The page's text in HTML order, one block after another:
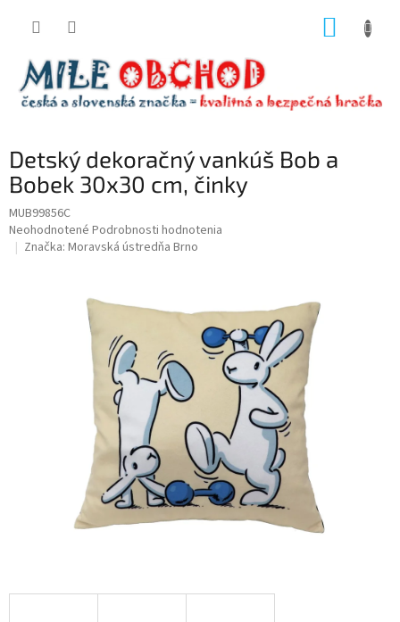
Detský dekoračný vankúš Bob a
Bobek 30x30 cm, činky
MUB99856C
Priemerné
hodnotenie
Neohodnotené Podrobnosti hodnotenia
Značka: Moravská ústredňa Brno